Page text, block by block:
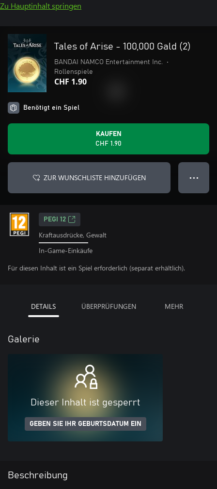
Zu Hauptinhalt springen
Tales of Arise - 100,000 Gald (2)
BANDAI NAMCO Entertainment Inc.
•
Rollenspiele
CHF 1.90
Benötigt ein Spiel
KAUFEN
CHF 1.90
ZUR WUNSCHLISTE HINZUFÜGEN ● ● ●
PEGI 12
Kraftausdrücke, Gewalt
In-Game-Einkäufe
Für diesen Inhalt ist ein Spiel erforderlich (separat erhältlich).
DETAILS ÜBERPRÜFUNGEN MEHR
Galerie
Dieser Inhalt ist gesperrt
GEBEN SIE IHR GEBURTSDATUM EIN
Beschreibung